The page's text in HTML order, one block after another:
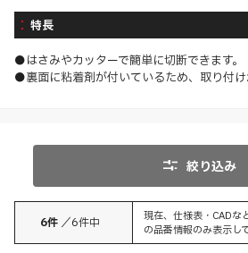
特長
●はさみやカッターで簡単に切断できます。
●裏面に粘着剤が付いているため、取り付け
絞り込み
6件 ／6件中
現在、仕様表・CADな
の品番情報のみ表示し